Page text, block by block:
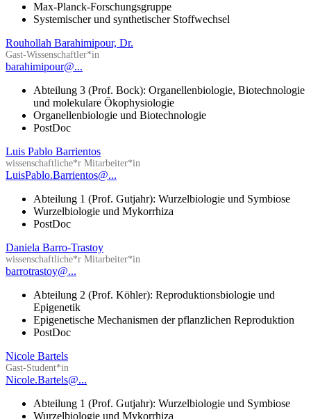
Max-Planck-Forschungsgruppe
Systemischer und synthetischer Stoffwechsel
Rouhollah Barahimipour, Dr.
Gast-Wissenschaftler*in
barahimipour@...
Abteilung 3 (Prof. Bock): Organellenbiologie, Biotechnologie
und molekulare Ökophysiologie
Organellenbiologie und Biotechnologie
PostDoc
Luis Pablo Barrientos
wissenschaftliche*r Mitarbeiter*in
LuisPablo.Barrientos@...
Abteilung 1 (Prof. Gutjahr): Wurzelbiologie und Symbiose
Wurzelbiologie und Mykorrhiza
PostDoc
Daniela Barro-Trastoy
wissenschaftliche*r Mitarbeiter*in
barrotrastoy@...
Abteilung 2 (Prof. Köhler): Reproduktionsbiologie und
Epigenetik
Epigenetische Mechanismen der pflanzlichen Reproduktion
PostDoc
Nicole Bartels
Gast-Student*in
Nicole.Bartels@...
Abteilung 1 (Prof. Gutjahr): Wurzelbiologie und Symbiose
Wurzelbiologie und Mykorrhiza